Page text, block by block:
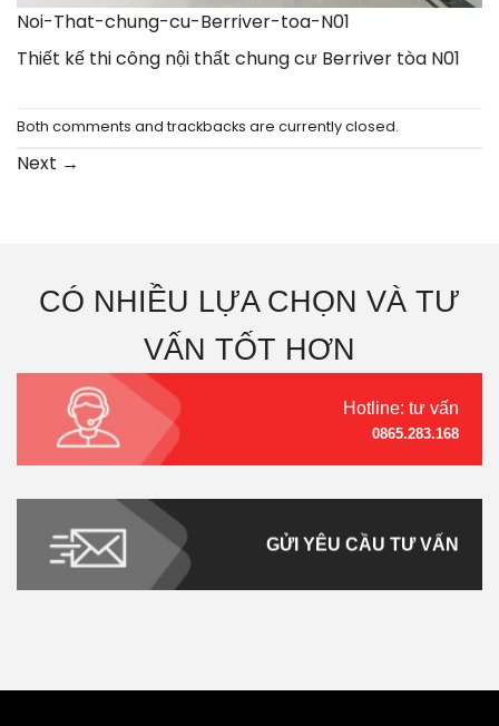
Noi-That-chung-cu-Berriver-toa-N01
Thiết kế thi công nội thất chung cư Berriver tòa N01
Both comments and trackbacks are currently closed.
Next →
CÓ NHIỀU LỰA CHỌN VÀ TƯ
VẤN TỐT HƠN
Hotline: tư vấn
0865.283.168
GỬI YÊU CẦU TƯ VẤN